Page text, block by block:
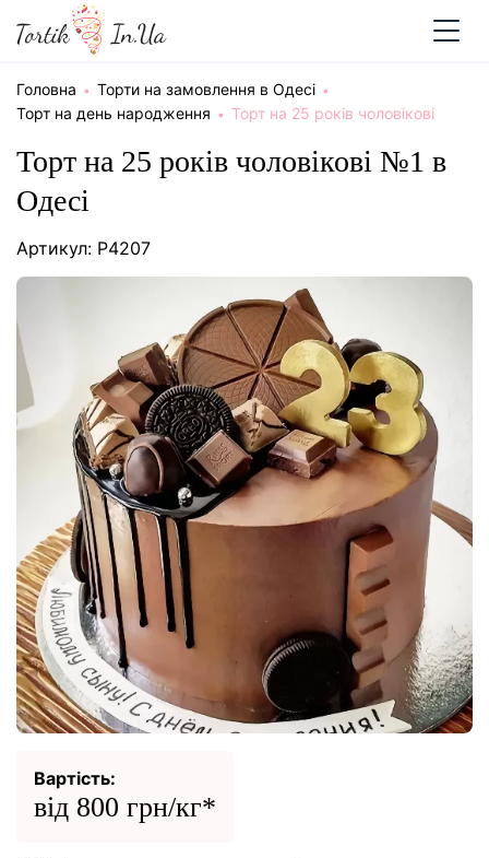
Головна
Торти на замовлення в Одесі
Торт на день народження
Торт на 25 років чоловікові
Торт на 25 років чоловікові №1 в
Одесі
Артикул: P4207
Вартість:
від 800 грн/кг*